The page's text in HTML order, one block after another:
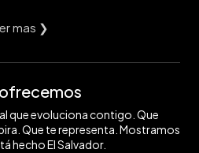
mas ❯
que evoluciona contigo. Que
Que te representa. Mostramos
hecho El Salvador.